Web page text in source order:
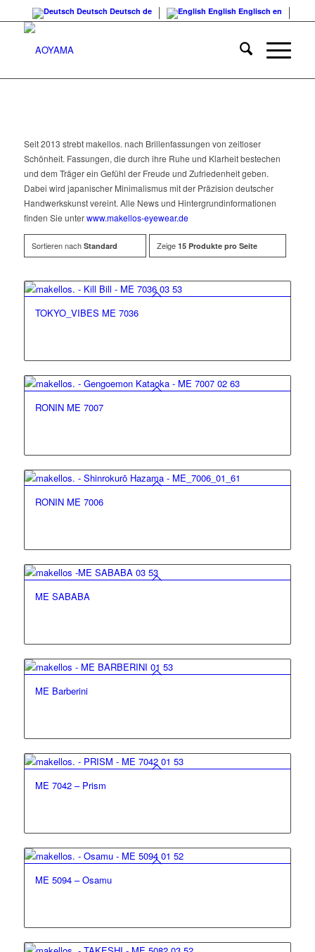
Deutsch Deutsch de English Englisch en
Seit 2013 strebt makellos. nach Brillenfassungen von zeitloser
Schönheit. Fassungen, die durch ihre Ruhe und Klarheit bestechen
und dem Träger ein Gefühl der Freude und Zufriedenheit geben.
Dabei wird japanischer Minimalismus mit der Präzision deutscher
Handwerkskunst vereint. Alle News und Hintergrundinformationen
finden Sie unterwww.makellos-eyewear.de
Sortieren nach Standard Zeige 15 Produkte pro Seite
TOKYO_VIBES ME 7036
RONIN ME 7007
RONIN ME 7006
ME SABABA
ME Barberini
ME 7042 – Prism
ME 5094 – Osamu